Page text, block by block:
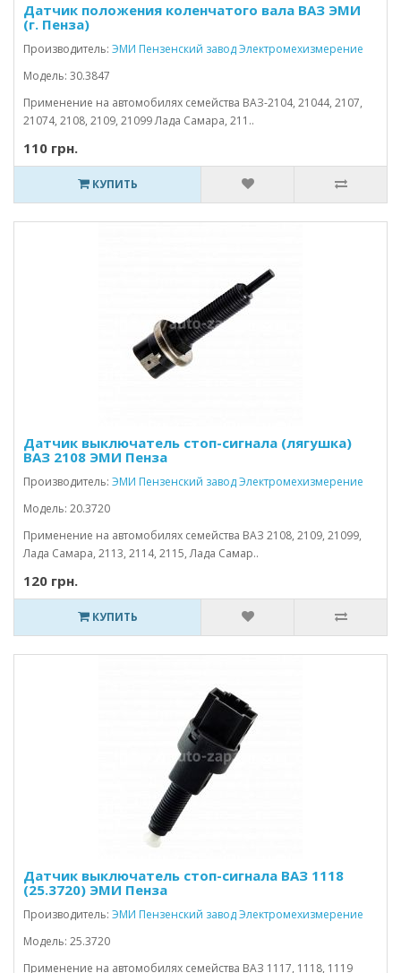
Датчик положения коленчатого вала ВАЗ ЭМИ
(г. Пенза)
Производитель: ЭМИ Пензенский завод Электромехизмерение
Модель: 30.3847
Применение на автомобилях семейства ВАЗ-2104, 21044, 2107,
21074, 2108, 2109, 21099 Лада Самара, 211..
110 грн.
КУПИТЬ
Датчик выключатель стоп-сигнала (лягушка)
ВАЗ 2108 ЭМИ Пенза
Производитель: ЭМИ Пензенский завод Электромехизмерение
Модель: 20.3720
Применение на автомобилях семейства ВАЗ 2108, 2109, 21099,
Лада Самара, 2113, 2114, 2115, Лада Самар..
120 грн.
КУПИТЬ
Датчик выключатель стоп-сигнала ВАЗ 1118
(25.3720) ЭМИ Пенза
Производитель: ЭМИ Пензенский завод Электромехизмерение
Модель: 25.3720
Применение на автомобилях семейства ВАЗ 1117, 1118, 1119